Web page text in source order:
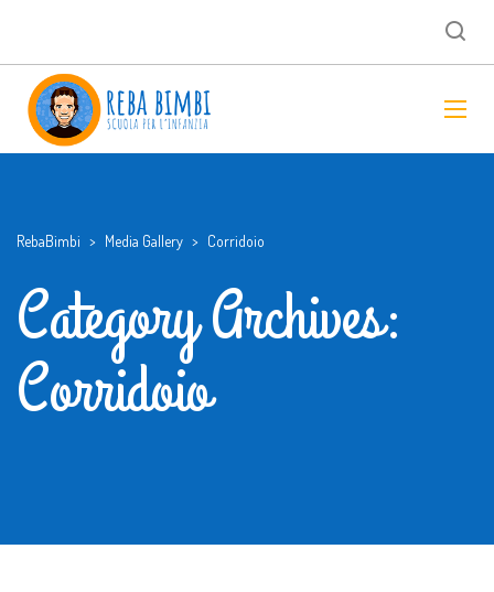
RebaBimbi > Media Gallery > Corridoio
Category Archives:
Corridoio